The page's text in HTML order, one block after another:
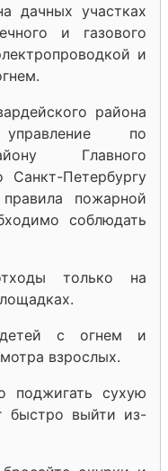
дачных участках
и газового
и
района
по
Главного
Петербургу
пожарной
соблюдать
только на
с огнем и
взрослых.
поджигать сухую
быстро выйти из-